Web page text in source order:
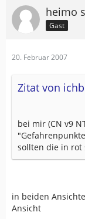
heimo
Gast
20. Februar 2007
Zitat von
bei mir (CN v9
sollten die in rot
in beiden
Ansicht